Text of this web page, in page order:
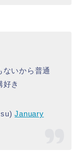
いから普通
き
January